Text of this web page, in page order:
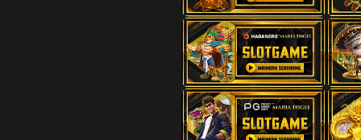
20
Sabuk -
21
Jejaka
Lesmana